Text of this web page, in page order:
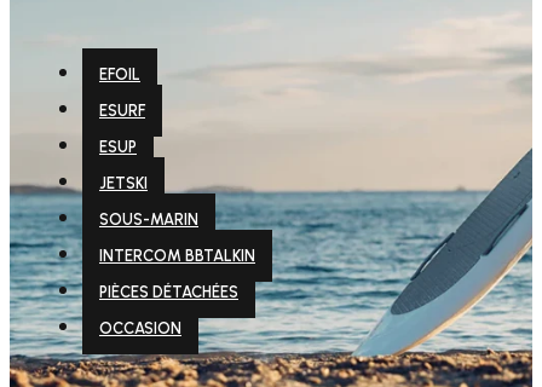
EFOIL
ESURF
ESUP
JETSKI
SOUS-MARIN
INTERCOM BBTALKIN
PIÈCES DÉTACHÉES
OCCASION